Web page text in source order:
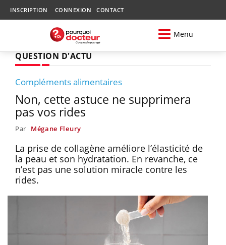
INSCRIPTION CONNEXION CONTACT
Menu
QUESTION D'ACTU
Compléments alimentaires
Non, cette astuce ne supprimera
pas vos rides
Par Mégane Fleury
La prise de collagène améliore l’élasticité de
la peau et son hydratation. En revanche, ce
n’est pas une solution miracle contre les
rides.